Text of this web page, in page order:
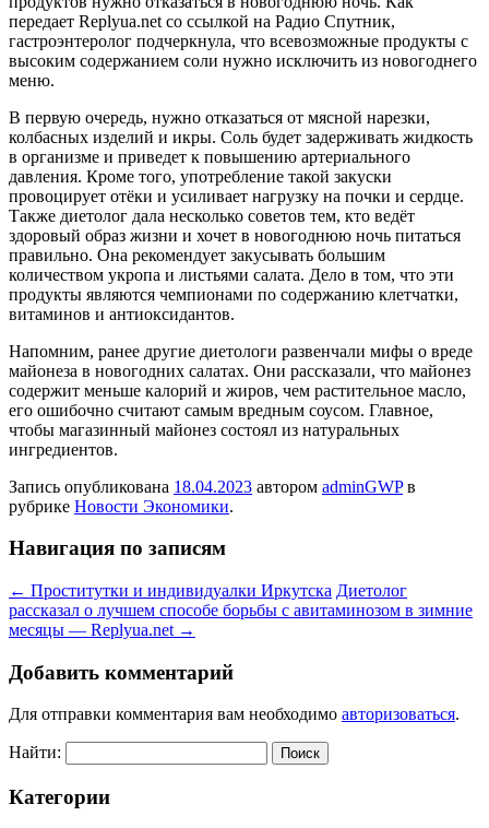
передает Replyua.net со ссылкой на Радио Спутник,
гастроэнтеролог подчеркнула, что всевозможные продукты с
высоким содержанием соли нужно исключить из новогоднего
меню.
В первую очередь, нужно отказаться от мясной нарезки,
колбасных изделий и икры. Соль будет задерживать жидкость
в организме и приведет к повышению артериального
давления. Кроме того, употребление такой закуски
провоцирует отёки и усиливает нагрузку на почки и сердце.
Также диетолог дала несколько советов тем, кто ведёт
здоровый образ жизни и хочет в новогоднюю ночь питаться
правильно. Она рекомендует закусывать большим
количеством укропа и листьями салата. Дело в том, что эти
продукты являются чемпионами по содержанию клетчатки,
витаминов и антиоксидантов.
Напомним, ранее другие диетологи развенчали мифы о вреде
майонеза в новогодних салатах. Они рассказали, что майонез
содержит меньше калорий и жиров, чем растительное масло,
его ошибочно считают самым вредным соусом. Главное,
чтобы магазинный майонез состоял из натуральных
ингредиентов.
Запись опубликована 18.04.2023 автором adminGWPв
рубрике Новости Экономики.
Навигация по записям
← Проститутки и индивидуалки Иркутска Диетолог
рассказал о лучшем способе борьбы с авитаминозом в зимние
месяцы — Replyua.net →
Добавить комментарий
Для отправки комментария вам необходимо авторизоваться.
Найти:
Категории